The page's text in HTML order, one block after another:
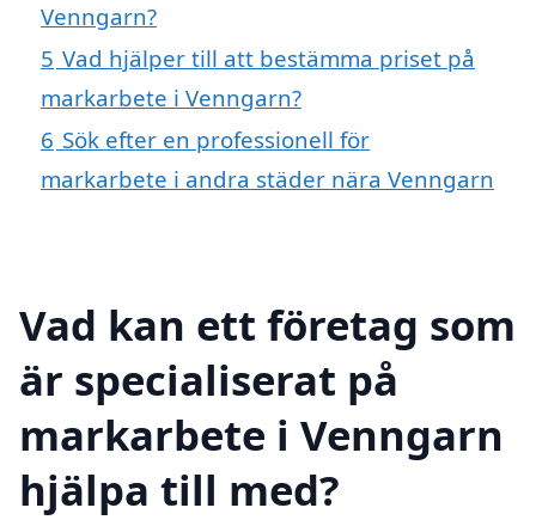
Venngarn?
5 Vad hjälper till att bestämma priset på
markarbete i Venngarn?
6 Sök efter en professionell för
markarbete i andra städer nära Venngarn
Vad kan ett företag som
är specialiserat på
markarbete i Venngarn
hjälpa till med?